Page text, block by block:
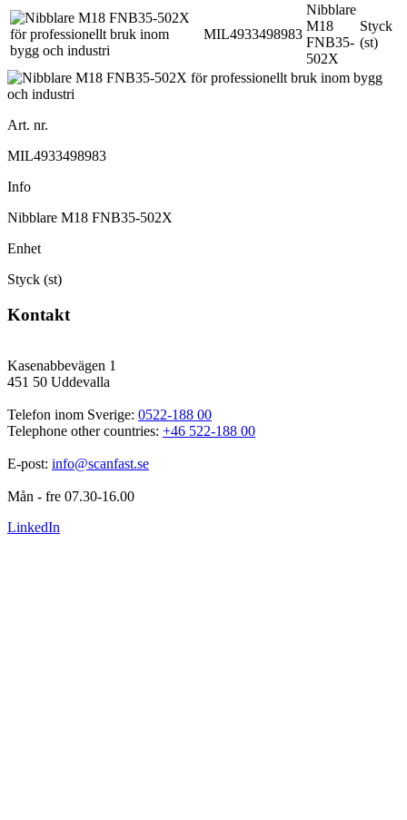
MIL4933498983
Nibblare
M18
FNB35-
502X
Styck
(st)
Art. nr.
MIL4933498983
Info
Nibblare M18 FNB35-502X
Enhet
Styck (st)
Kontakt
Kasenabbevägen 1
451 50 Uddevalla
Telefon inom Sverige: 0522-188 00
Telephone other countries: +46 522-188 00
E-post: info@scanfast.se
Mån - fre 07.30-16.00
LinkedIn